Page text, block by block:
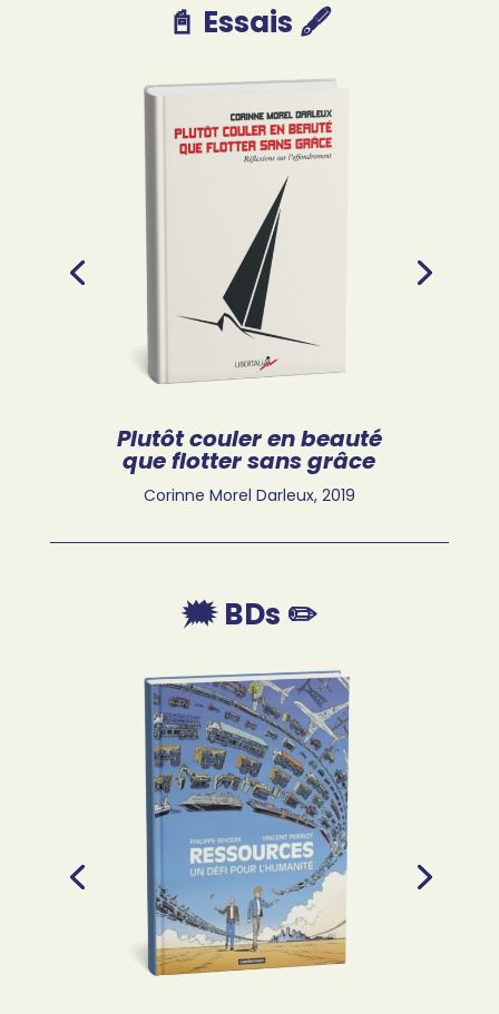
📓 Essais 🖋️
Plutôt couler en beauté
que flotter sans grâce
Corinne Morel Darleux, 2019
🗯️ BDs ✏️